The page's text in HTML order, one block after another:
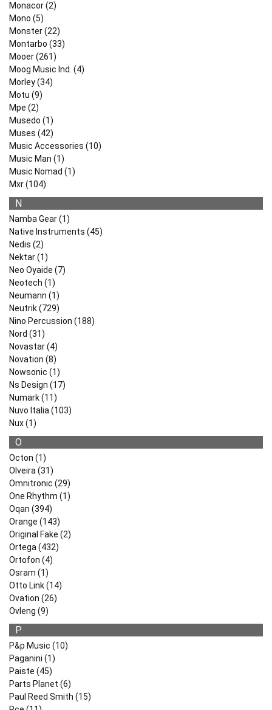
Monacor (2)
Mono (5)
Monster (22)
Montarbo (33)
Mooer (261)
Moog Music Ind. (4)
Morley (34)
Motu (9)
Mpe (2)
Musedo (1)
Muses (42)
Music Accessories (10)
Music Man (1)
Music Nomad (1)
Mxr (104)
N
Namba Gear (1)
Native Instruments (45)
Nedis (2)
Nektar (1)
Neo Oyaide (7)
Neotech (1)
Neumann (1)
Neutrik (729)
Nino Percussion (188)
Nord (31)
Novastar (4)
Novation (8)
Nowsonic (1)
Ns Design (17)
Numark (11)
Nuvo Italia (103)
Nux (1)
O
Octon (1)
Olveira (31)
Omnitronic (29)
One Rhythm (1)
Oqan (394)
Orange (143)
Original Fake (2)
Ortega (432)
Ortofon (4)
Osram (1)
Otto Link (14)
Ovation (26)
Ovleng (9)
P
P&p Music (10)
Paganini (1)
Paiste (45)
Parts Planet (6)
Paul Reed Smith (15)